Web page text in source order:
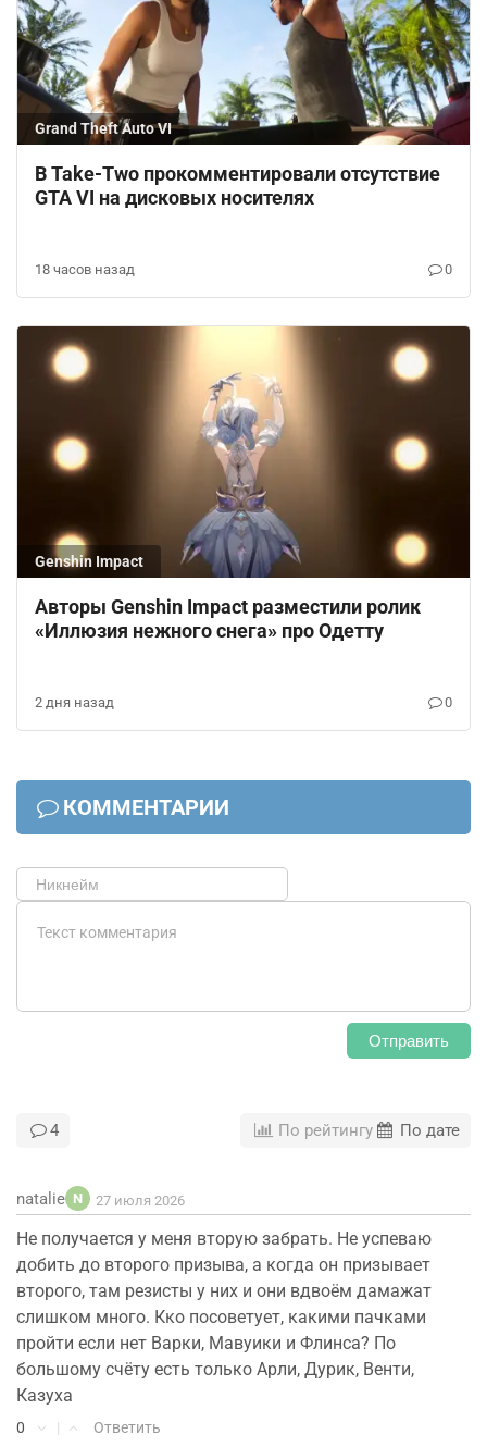
Grand Theft Auto VI
В Take-Two прокомментировали отсутствие
GTA VI на дисковых носителях
18 часов назад 0
Genshin Impact
Авторы Genshin Impact разместили ролик
«Иллюзия нежного снега» про Одетту
2 дня назад 0
КОММЕНТАРИИ
Отправить
4 По рейтингу По дате
natalie N 27 июля 2026
Не получается у меня вторую забрать. Не успеваю
добить до второго призыва, а когда он призывает
второго, там резисты у них и они вдвоём дамажат
слишком много. Кко посоветует, какими пачками
пройти если нет Варки, Мавуики и Флинса? По
большому счёту есть только Арли, Дурик, Венти,
Казуха
0 | Ответить